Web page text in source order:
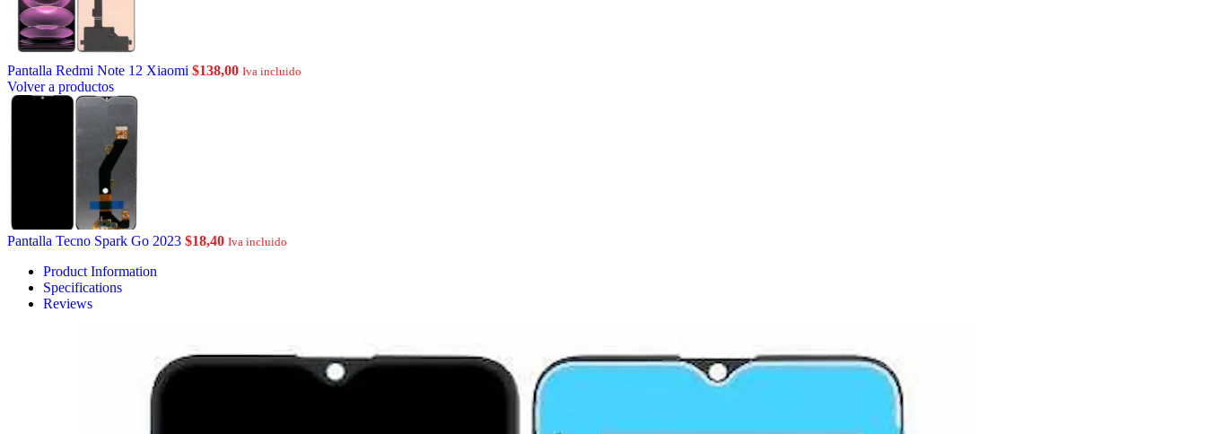
Pantalla Redmi Note 12 Xiaomi $138,00 Iva incluido
Volver a productos
Pantalla Tecno Spark Go 2023 $18,40 Iva incluido
Product Information
Specifications
Reviews